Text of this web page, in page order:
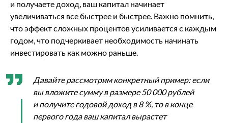
и получаете доход, ваш капитал начинает
увеличиваться все быстрее и быстрее. Важно помнить,
что эффект сложных процентов усиливается с каждым
годом, что подчеркивает необходимость начинать
инвестировать как можно раньше.
Давайте рассмотрим конкретный пример: если
вы вложите сумму в размере 50 000 рублей
и получите годовой доход в 8 %, то в конце
первого года ваш капитал вырастет